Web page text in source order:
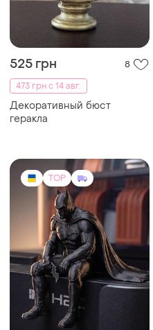
525 грн
8
473 грн с 14 авг.
Декоративный бюст
геракла
TOP